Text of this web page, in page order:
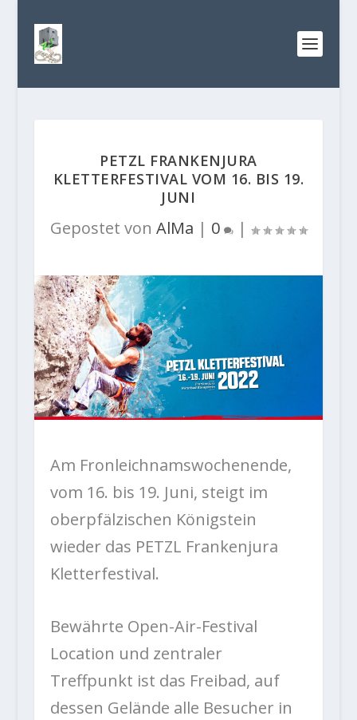
PETZL FRANKENJURA
KLETTERFESTIVAL VOM 16. BIS 19.
JUNI
Gepostet von AlMa | 0 |
Am Fronleichnamswochenende,
vom 16. bis 19. Juni, steigt im
oberpfälzischen Königstein
wieder das PETZL Frankenjura
Kletterfestival.
Bewährte Open-Air-Festival
Location und zentraler
Treffpunkt ist das Freibad, auf
dessen Gelände alle Besucher in